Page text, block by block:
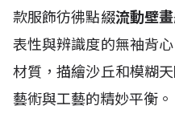
款服飾彷彿點綴流動壁畫
表性與辨識度的無袖背
材質，描繪沙丘和模糊
藝術與工藝的精妙平衡。